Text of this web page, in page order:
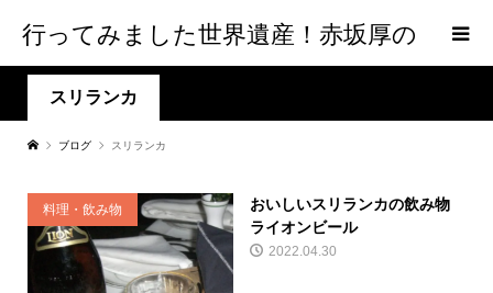
行ってみました世界遺産！赤坂厚の
world Heritage
スリランカ
ブログ スリランカ
料理・飲み物
おいしいスリランカの飲み物
ライオンビール
2022.04.30